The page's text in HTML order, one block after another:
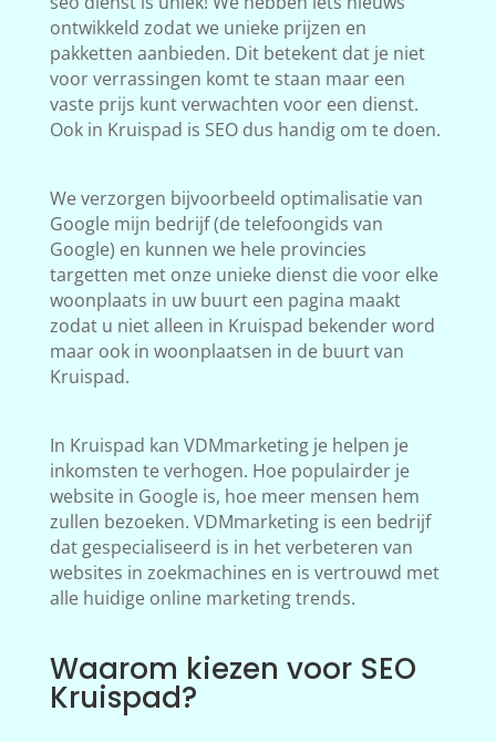
ontwikkeld zodat we unieke prijzen en
pakketten aanbieden. Dit betekent dat je niet
voor verrassingen komt te staan maar een
vaste prijs kunt verwachten voor een dienst.
Ook in Kruispad is SEO dus handig om te doen.
We verzorgen bijvoorbeeld optimalisatie van
Google mijn bedrijf (de telefoongids van
Google) en kunnen we hele provincies
targetten met onze unieke dienst die voor elke
woonplaats in uw buurt een pagina maakt
zodat u niet alleen in Kruispad bekender word
maar ook in woonplaatsen in de buurt van
Kruispad.
In Kruispad kan VDMmarketing je helpen je
inkomsten te verhogen. Hoe populairder je
website in Google is, hoe meer mensen hem
zullen bezoeken. VDMmarketing is een bedrijf
dat gespecialiseerd is in het verbeteren van
websites in zoekmachines en is vertrouwd met
alle huidige online marketing trends.
Waarom kiezen voor SEO
Kruispad?